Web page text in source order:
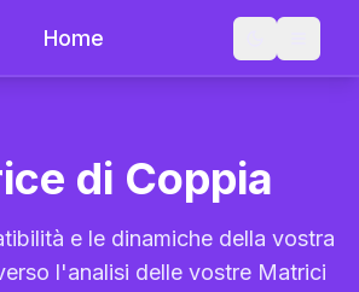
Home
di Coppia
e le dinamiche della vostra
l'analisi delle vostre Matrici